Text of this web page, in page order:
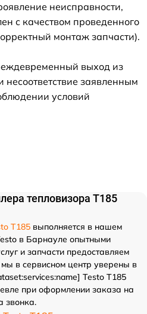
неисправности,
с качеством проведенного
монтаж запчасти).
выход из
несоответствие заявленным
условий
тепловизора T185
T185 выполняется в нашем
в Барнауле опытными
и запчасти предоставляем
в сервисном центр уверены в
Testo T185
при оформлении заказа на
звонка.